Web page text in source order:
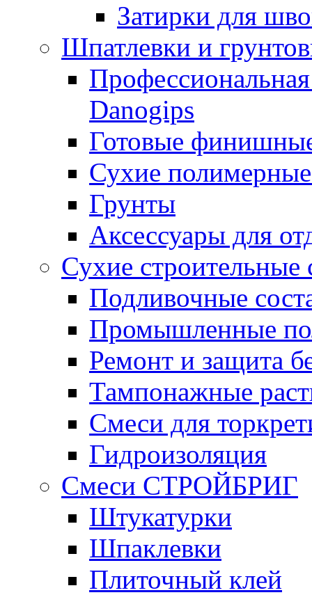
Затирки для
Шпатлевки и
Danogips
Готовые
Сухие
Грунты
Аксессуары для
Сухие строительные
Подливочные
Промышленные
Ремонт и защита
Тампонажные
Смеси для
Гидроизоляция
Смеси СТРОЙБРИГ
Штукатурки
Шпаклевки
Плиточный клей